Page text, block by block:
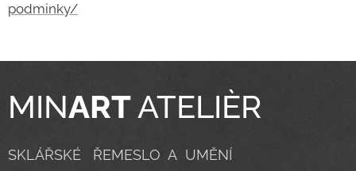
podminky/
MINARTATELIÈR
SKLÁŘSKÉ ŘEMESLO A UMĚNÍ